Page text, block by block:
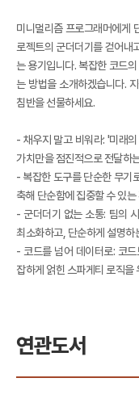
미니멀리즘 프로그래머에게
로젝트의 군더더기를 걷어내
는 용기입니다. 복잡한 코드
는 방법을 소개하겠습니다.
침반을 선물하세요.
- 채우지 말고 비워라: '미래
가치만을 점진적으로 전달하
- 복잡한 도구를 단순한 무기
축해 단순함에 집중할 수 있
- 군더더기 없는 소통: 팀의
최소화하고, 단순하게 설명하
- 코드를 넘어 데이터로: 코드
잡하게 얽힌 스파게티 로직을
연관도서